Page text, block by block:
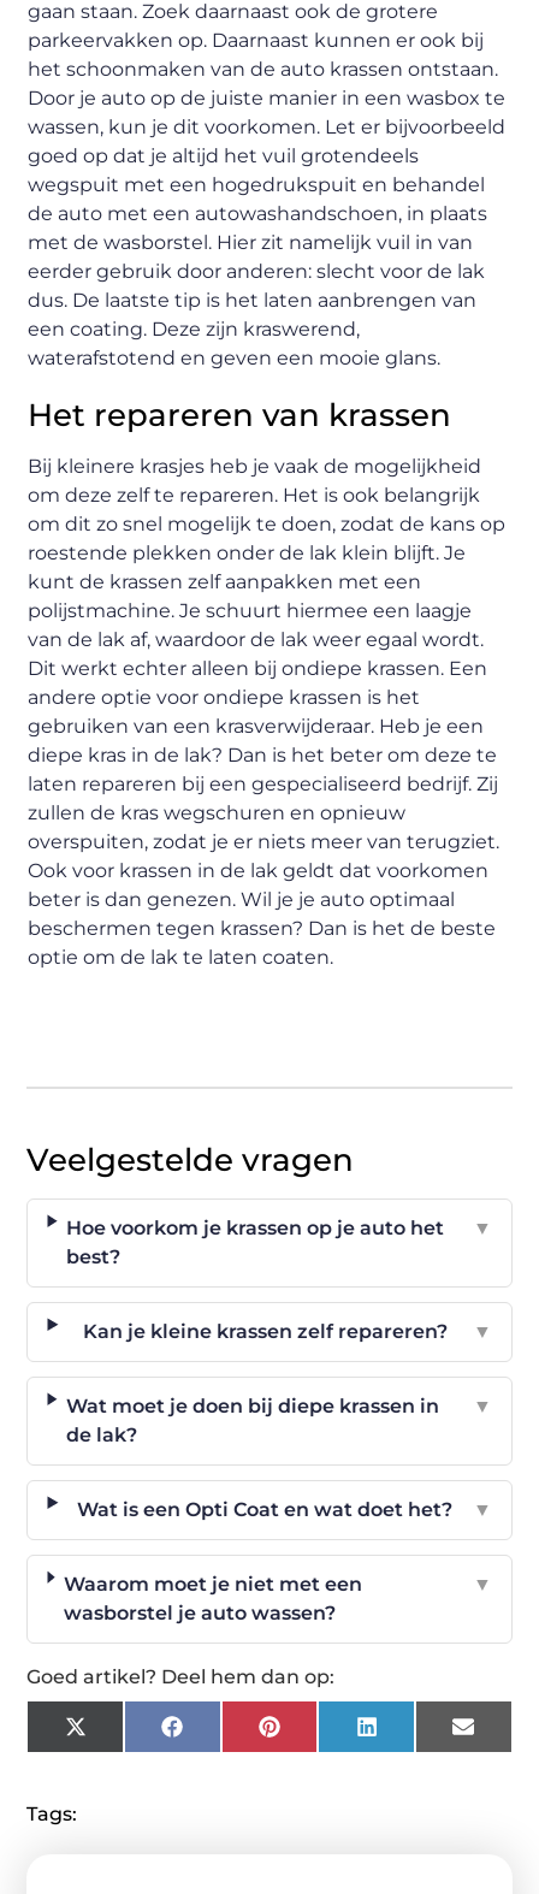
gaan staan. Zoek daarnaast ook de grotere
parkeervakken op. Daarnaast kunnen er ook bij
het schoonmaken van de auto krassen ontstaan.
Door je auto op de juiste manier in een wasbox te
wassen, kun je dit voorkomen. Let er bijvoorbeeld
goed op dat je altijd het vuil grotendeels
wegspuit met een hogedrukspuit en behandel
de auto met een autowashandschoen, in plaats
met de wasborstel. Hier zit namelijk vuil in van
eerder gebruik door anderen: slecht voor de lak
dus. De laatste tip is het laten aanbrengen van
een coating. Deze zijn kraswerend,
waterafstotend en geven een mooie glans.
Het repareren van krassen
Bij kleinere krasjes heb je vaak de mogelijkheid
om deze zelf te repareren. Het is ook belangrijk
om dit zo snel mogelijk te doen, zodat de kans op
roestende plekken onder de lak klein blijft. Je
kunt de krassen zelf aanpakken met een
polijstmachine. Je schuurt hiermee een laagje
van de lak af, waardoor de lak weer egaal wordt.
Dit werkt echter alleen bij ondiepe krassen. Een
andere optie voor ondiepe krassen is het
gebruiken van een krasverwijderaar. Heb je een
diepe kras in de lak? Dan is het beter om deze te
laten repareren bij een gespecialiseerd bedrijf. Zij
zullen de kras wegschuren en opnieuw
overspuiten, zodat je er niets meer van terugziet.
Ook voor krassen in de lak geldt dat voorkomen
beter is dan genezen. Wil je je auto optimaal
beschermen tegen krassen? Dan is het de beste
optie om de lak te laten coaten.
Veelgestelde vragen
Hoe voorkom je krassen op je auto het
best?
▼
Kan je kleine krassen zelf repareren? ▼
Wat moet je doen bij diepe krassen in
de lak?
▼
Wat is een Opti Coat en wat doet het? ▼
Waarom moet je niet met een
wasborstel je auto wassen?
▼
Goed artikel? Deel hem dan op:
X
(Twitter)
FacebookPinterestLinkedIn Email
Tags: